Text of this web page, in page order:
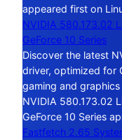
appeared first on
NVIDIA 580.173.02
GeForce 10 Series
Discover the latest
driver, optimized for
gaming and
NVIDIA 580.173.02
GeForce 10 Series
Fastfetch 2.65